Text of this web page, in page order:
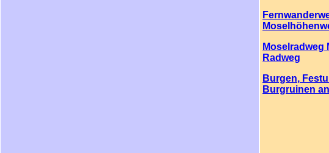
Moselradweg
Radweg
Burgen,
Burgruinen